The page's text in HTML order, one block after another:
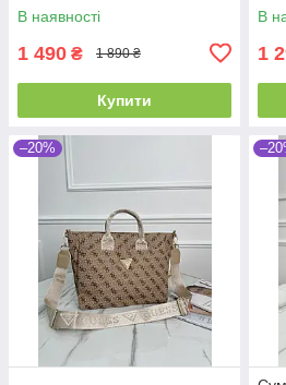
В наявності
1 490 ₴ 1 890 ₴
Купити
В
1
–20%